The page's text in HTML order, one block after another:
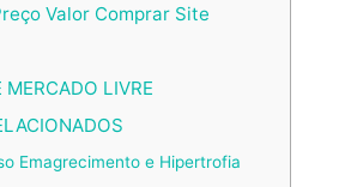
Valor Comprar Site
LIVRE
Emagrecimento e Hipertrofia